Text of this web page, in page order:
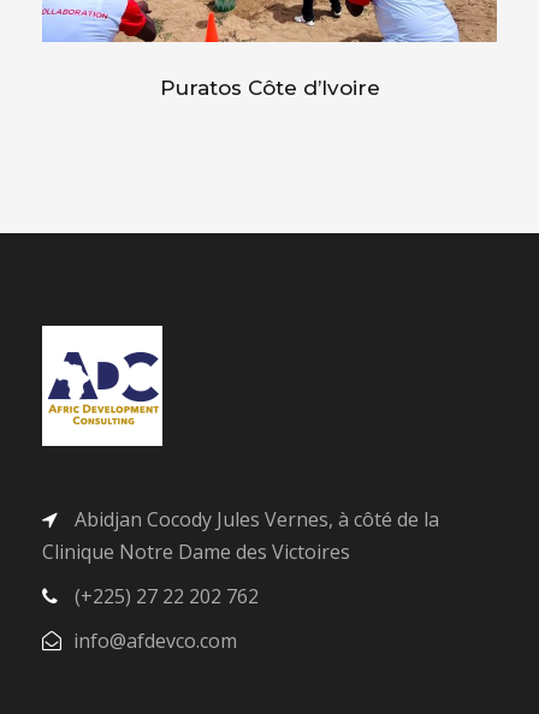
Puratos Côte d’Ivoire
Abidjan Cocody Jules Vernes, à côté de la
Clinique Notre Dame des Victoires
(+225) 27 22 202 762
info@afdevco.com